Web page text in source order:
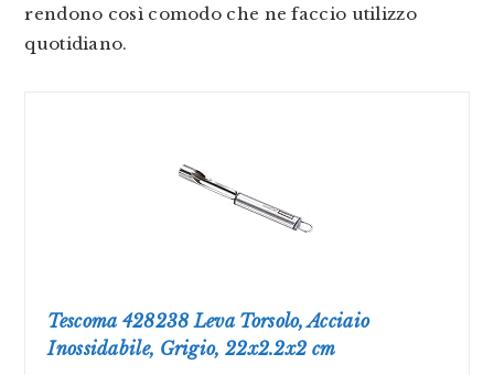
rendono così comodo che ne faccio utilizzo
quotidiano.
Tescoma 428238 Leva Torsolo, Acciaio
Inossidabile, Grigio, 22x2.2x2 cm